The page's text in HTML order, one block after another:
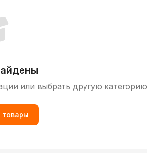
или выбрать другую категорию
товары